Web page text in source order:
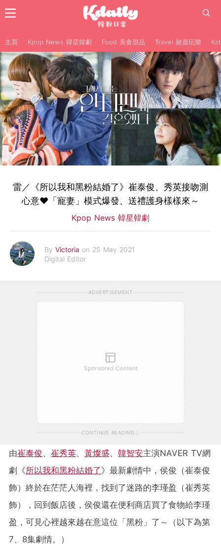
主頁 Kpop News 韓星韓劇 Food 美食甜品 Travel 旅遊玩樂
雷／《所以我和黑粉結婚了》崔泰俊、秀英接吻測
心意❤「寵妻」模式爆發、送禮護身樣樣來～
Kpop News 韓星韓劇
By Victoria on 25 May 2021
Digital Editor
ADVERTISEMENT
Sponsored Content
CONTINUE READING
由崔泰俊、 崔秀英、 黃燦盛、 韓智安主演NAVER TV網
劇《所以我和黑粉結婚了》最新劇情中， 侯俊（崔泰俊
飾）終於在茫茫人海裡，找到了迷路的李瑾盈（崔秀英
飾），回到飯店後，侯俊還在便利商店買了食物給李瑾
盈，可見心裡越來越在意這位「黑粉」了～
（以下為第
7、8集劇情。）